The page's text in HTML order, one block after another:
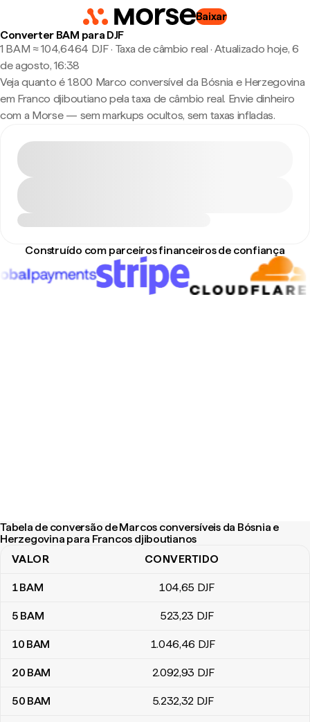
Baixar
Converter BAM para DJF
1 BAM ≈ 104,6464 DJF · Taxa de câmbio real · Atualizado hoje, 6
de agosto, 16:38
Veja quanto é 1.800 Marco conversível da Bósnia e Herzegovina
em Franco djiboutiano pela taxa de câmbio real. Envie dinheiro
com a Morse — sem markups ocultos, sem taxas infladas.
Construído com parceiros financeiros de confiança
Tabela de conversão de Marcos conversíveis da Bósnia e
Herzegovina para Francos djiboutianos
Tabela de conversão de Marcos conversíveis da Bósnia e
VALOR CONVERTIDO
1BAM 104,65 DJF
5 BAM 523,23 DJF
10 BAM 1.046,46 DJF
20 BAM 2.092,93 DJF
50 BAM 5.232,32 DJF